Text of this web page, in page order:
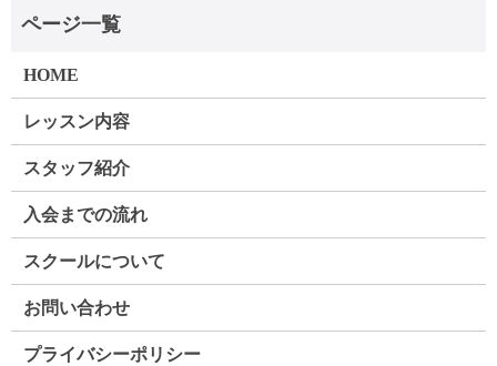
HOME
レッスン内容
スタッフ紹介
入会までの流れ
スクールについて
お問い合わせ
プライバシーポリシー